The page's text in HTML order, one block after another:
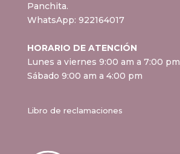
Panchita.
WhatsApp: 922164017
HORARIO DE ATENCIÓN
Lunes a viernes 9:00 am a 7:00 pm
Sábado 9:00 am a 4:00 pm
Libro de reclamaciones